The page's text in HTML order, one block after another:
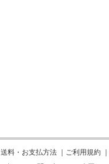
送料・お支払方法 ご利用規約